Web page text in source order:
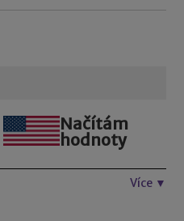
Načítám
hodnoty
Více ▼